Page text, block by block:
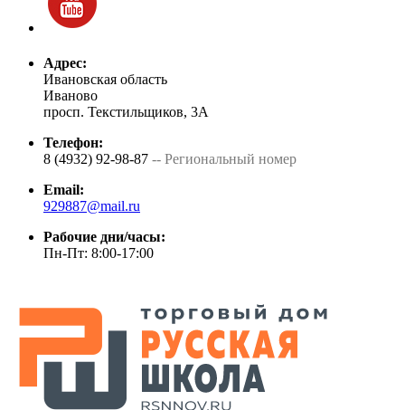
Адрес:
Ивановская область
Иваново
просп. Текстильщиков, 3А
Телефон:
8 (4932) 92-98-87 -- Региональный номер
Email:
929887@mail.ru
Рабочие дни/часы:
Пн-Пт: 8:00-17:00